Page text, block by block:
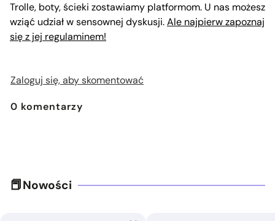
Trolle, boty, ścieki zostawiamy platformom. U nas możesz
wziąć udział w sensownej dyskusji.Ale najpierw zapoznaj
się z jej regulaminem!
Zaloguj się, aby skomentować
0 komentarzy
Nowości